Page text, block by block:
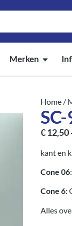
Merken
Home /
€12,50
kant en
Cone 06
Cone 6:
Alles